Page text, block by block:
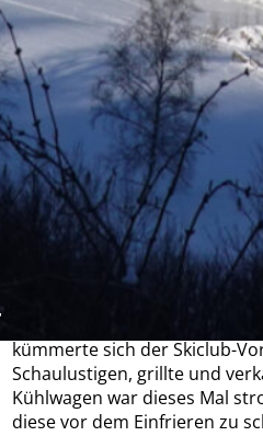
19.01.2024
Nach üppigem Schneefall in
Entschluss schnell gefasst:
Zwangspause sollte auf
werden. Gewohnt
Skiclub die Räder ineinander.
Grobbel erleuchtete mit
Schulstraße, eine LED-
kümmerte sich der Skiclub-
Schaulustigen, grillte und
Kühlwagen war dieses Mal
diese vor dem Einfrieren zu